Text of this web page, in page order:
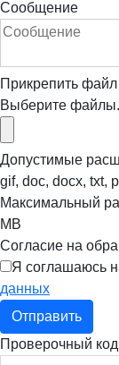
Сообщение
Прикрепить файл
Выберите
Допустимые
gif, doc, docx, txt,
Максимальный
MB
Согласие на
Я соглашаюсь
данных
Отправить
Проверочный код